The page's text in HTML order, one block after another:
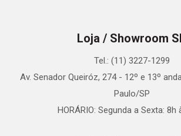
Loja / Showroom
Tel.: (11) 3227-1299
Av. Senador Queiróz, 274 - 12º e 13º
Paulo/SP
HORÁRIO: Segunda a Sexta: 8h